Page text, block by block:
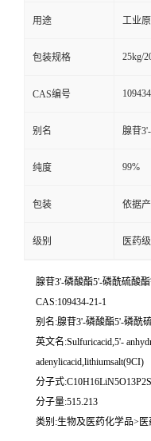
用途 工业
包装规格 25kg/
CAS编号
别名 腺苷
纯度 99%
包装 依据
级别 医药级
腺苷3'-磷酸酯5'-磷酰硫酸
CAS:109434-21-1
别名:腺苷3'-磷酸酯5'-磷酰
英文名:Sulfuricacid,5'-
adenylicacid,lithiumsalt(9CI)
分子式:C10H16LiN5O13P2S
分子量:515.213
类别:生物及医药化学品>医